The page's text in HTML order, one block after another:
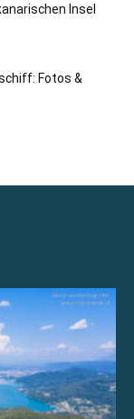
Insel
Fotos &